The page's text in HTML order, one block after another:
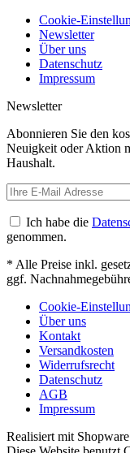
Cookie-
Newsletter
Über uns
Datenschutz
Impressum
Newsletter
Abonnieren Sie den
Neuigkeit oder Aktion
Haushalt.
Ich habe die
genommen.
* Alle Preise inkl.
ggf.
Cookie-
Über uns
Kontakt
Versandkosten
Widerrufsrecht
Datenschutz
AGB
Impressum
Realisiert mit Shopware